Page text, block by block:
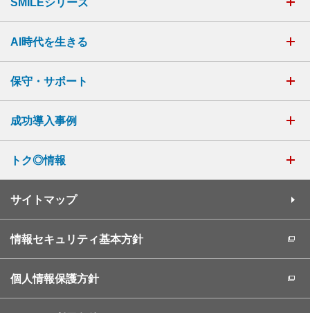
SMILEシリーズ
AI時代を生きる
保守・サポート
成功導入事例
トク◎情報
サイトマップ
情報セキュリティ基本方針
個人情報保護方針